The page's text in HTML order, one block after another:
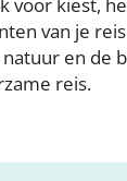
voor kiest,
van je
en de
reis.